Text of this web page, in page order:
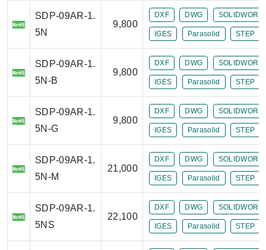
SDP-09AR-1.
5N
9,800
DXF DWG
IGES Parasolid STEP
SDP-09AR-1.
5N-B
9,800
DXF DWG
IGES Parasolid STEP
SDP-09AR-1.
5N-G
9,800
DXF DWG
IGES Parasolid STEP
SDP-09AR-1.
5N-M
21,000
DXF DWG
IGES Parasolid STEP
SDP-09AR-1.
5NS
22,100
DXF DWG
IGES Parasolid STEP